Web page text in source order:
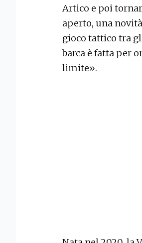
Artico e poi
aperto, una
gioco tattico tra
barca è fatta per
limite».